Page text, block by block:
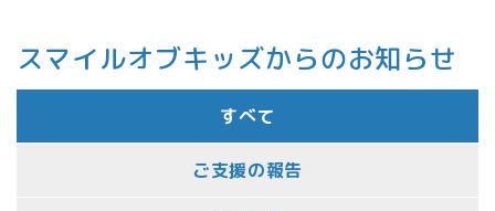
スマイルオブキッズからのお知らせ
すべて
ご支援の報告